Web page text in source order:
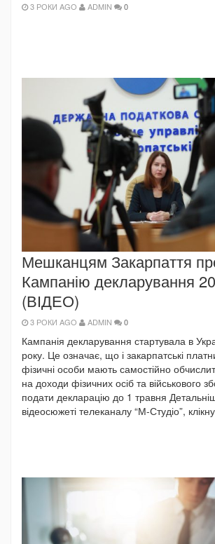
3 РОКИ AGO ADMIN 0
Мешканцям Закарпаття
Кампанію декларування
(ВІДЕО)
3 РОКИ AGO ADMIN 0
Кампанія декларування стартувала в
року. Це означає, що і закарпатські
фізичні особи мають самостійно
на доходи фізичних осіб та військового
подати декларацію до 1 травня
відеосюжеті телеканалу “М-Студіо”,